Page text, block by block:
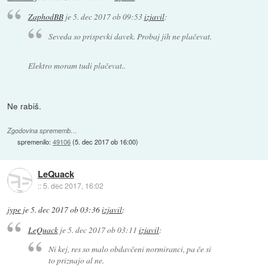
ZaphodBBje5. dec 2017 ob 09:53izjavil:
Seveda so prispevki davek. Probaj jih ne plačevat.
Elektro moram tudi plačevat..
Ne rabiš.
Zgodovina sprememb…
spremenilo:49106(5. dec 2017 ob 16:00)
LeQuack
::5. dec 2017, 16:02
jype je5. dec 2017 ob 03:36izjavil:
LeQuackje5. dec 2017 ob 03:11 izjavil:
Ni kej, res so malo obdavčeni normiranci, pa če si
to priznajo al ne.